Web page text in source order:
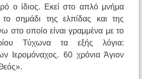
ο ίδιος. Εκεί στο απλό μνήμα
το σημάδι της ελπίδας και της
στο οποίο είναι γραμμένα με το
Τύχωνα τα εξής λόγια:
Ιερομόναχος. 60 χρόνια Άγιον